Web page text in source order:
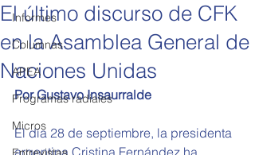
Informes
Columnas
APEA
Programas radiales
Micros
El último discurso de CFK
en la Asamblea General de
Naciones Unidas
Por Gustavo Insaurralde
El día 28 de septiembre, la presidenta
argentina Cristina Fernández ha